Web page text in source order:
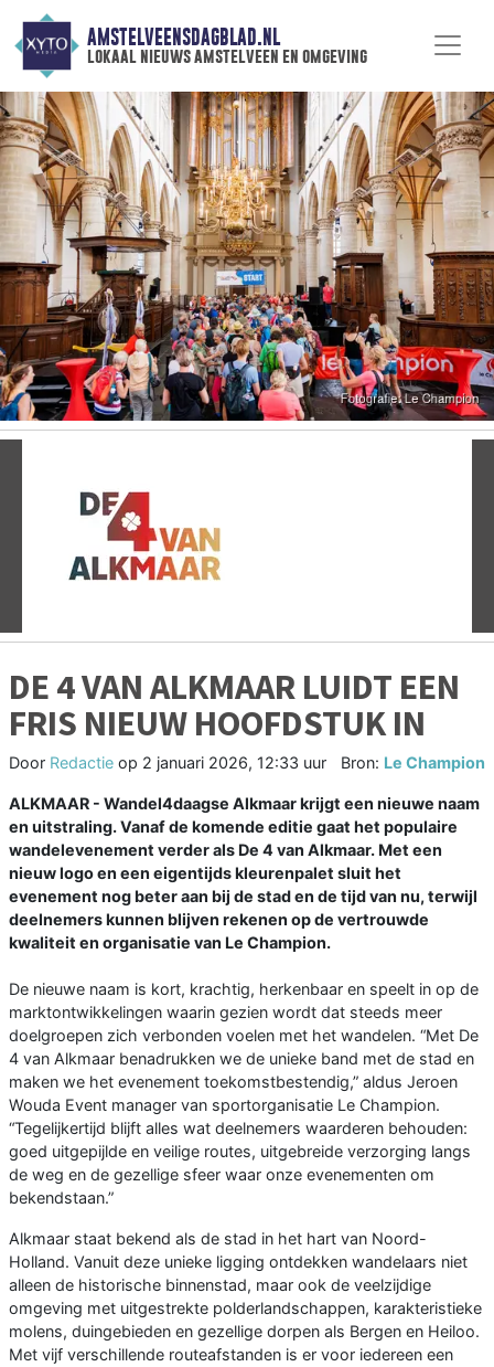
AMSTELVEENSDAGBLAD.NL
lokaal nieuws amstelveen en omgeving
DE 4 VAN ALKMAAR LUIDT EEN
FRIS NIEUW HOOFDSTUK IN
Door Redactie op 2 januari 2026, 12:33 uur Bron: Le Champion
ALKMAAR - Wandel4daagse Alkmaar krijgt een nieuwe naam
en uitstraling. Vanaf de komende editie gaat het populaire
wandelevenement verder als De 4 van Alkmaar. Met een
nieuw logo en een eigentijds kleurenpalet sluit het
evenement nog beter aan bij de stad en de tijd van nu, terwijl
deelnemers kunnen blijven rekenen op de vertrouwde
kwaliteit en organisatie van Le Champion.
De nieuwe naam is kort, krachtig, herkenbaar en speelt in op de
marktontwikkelingen waarin gezien wordt dat steeds meer
doelgroepen zich verbonden voelen met het wandelen. “Met De
4 van Alkmaar benadrukken we de unieke band met de stad en
maken we het evenement toekomstbestendig,” aldus Jeroen
Wouda Event manager van sportorganisatie Le Champion.
“Tegelijkertijd blijft alles wat deelnemers waarderen behouden:
goed uitgepijlde en veilige routes, uitgebreide verzorging langs
de weg en de gezellige sfeer waar onze evenementen om
bekendstaan.”
Alkmaar staat bekend als de stad in het hart van Noord-
Holland. Vanuit deze unieke ligging ontdekken wandelaars niet
alleen de historische binnenstad, maar ook de veelzijdige
omgeving met uitgestrekte polderlandschappen, karakteristieke
molens, duingebieden en gezellige dorpen als Bergen en Heiloo.
Met vijf verschillende routeafstanden is er voor iedereen een